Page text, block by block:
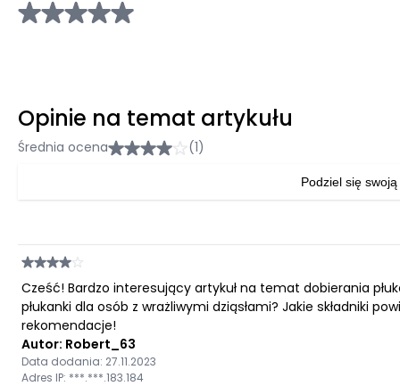
Opinie na temat artykułu
Średnia ocena (1)
Podziel się
Cześć! Bardzo interesujący artykuł na temat dobierania
płukanki dla osób z wrażliwymi dziąsłami? Jakie składniki
rekomendacje!
Autor: Robert_63
Data dodania: 27.11.2023
Adres IP: ***.***.183.184